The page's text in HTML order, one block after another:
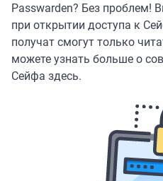
Passwarden? Без проблем!
при открытии доступа к
получат смогут только
можете узнать больше о
Сейфа здесь.